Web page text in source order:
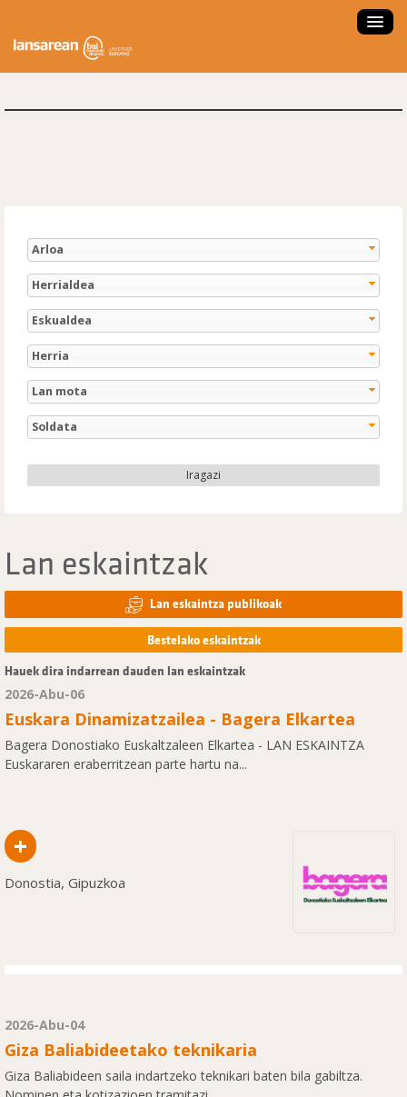
ENPRESA NAIZ
HAUTAGAIA NAIZ
NOLA ERABILI?
Arloa
Herrialdea
Eskualdea
Herria
Lan mota
Soldata
Iragazi
Lan eskaintzak
Lan eskaintza publikoak
Bestelako eskaintzak
Hauek dira indarrean dauden lan eskaintzak
2026-Abu-06
Euskara Dinamizatzailea - Bagera Elkartea
Bagera Donostiako Euskaltzaleen Elkartea - LAN ESKAINTZA
Euskararen eraberritzean parte hartu na...
+
Donostia, Gipuzkoa
2026-Abu-04
Giza Baliabideetako teknikaria
Giza Baliabideen saila indartzeko teknikari baten bila gabiltza.